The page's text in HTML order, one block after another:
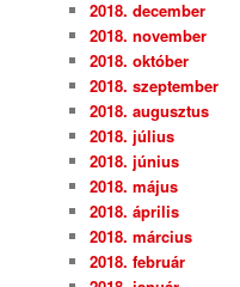
2018. december
2018. november
2018. október
2018. szeptember
2018. augusztus
2018. július
2018. június
2018. május
2018. április
2018. március
2018. február